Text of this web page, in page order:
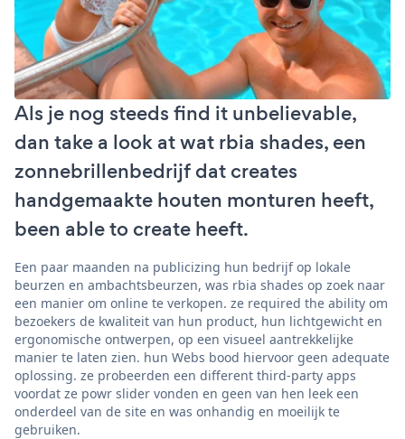
Als je nog steeds find it unbelievable,
dan take a look at wat rbia shades, een
zonnebrillenbedrijf dat creates
handgemaakte houten monturen heeft,
been able to create heeft.
Een paar maanden na publicizing hun bedrijf op lokale
beurzen en ambachtsbeurzen, was rbia shades op zoek naar
een manier om online te verkopen. ze required the ability om
bezoekers de kwaliteit van hun product, hun lichtgewicht en
ergonomische ontwerpen, op een visueel aantrekkelijke
manier te laten zien. hun Webs bood hiervoor geen adequate
oplossing. ze probeerden een different third-party apps
voordat ze powr slider vonden en geen van hen leek een
onderdeel van de site en was onhandig en moeilijk te
gebruiken.